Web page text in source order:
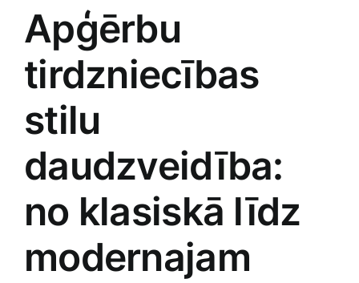
Pārtikas preces
Preces birojam
Preces pieaugušajiem
Rotaļlietas, bērnu preces
Smaržas, kosmētika
Sports, tūrisms un atpūta
Apģērbu‍
tirdzniecības
stilu
daudzveidība:
no klasiskā līdz
modernajam